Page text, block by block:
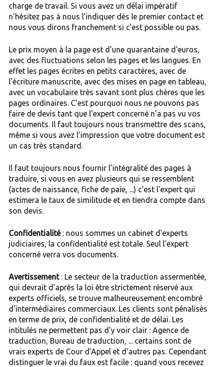
charge de travail. Si vous avez un délai impératif
n'hésitez pas à nous l'indiquer dès le premier contact et
nous vous dirons franchement si c'est possible ou pas.
Le prix moyen à la page est d'une quarantaine d'euros,
avec des fluctuations selon les pages et les langues. En
effet les pages écrites en petits caractères, avec de
l'écriture manuscrite, avec des mises en page en tableau,
avec un vocabulaire très savant sont plus chères que les
pages ordinaires. C'est pourquoi nous ne pouvons pas
faire de devis tant que l'expert concerné n'a pas vu vos
documents. Il faut toujours nous transmettre des scans,
même si vous avez l'impression que votre document est
un cas très standard.
Il faut toujours nous fournir l'intégralité des pages à
traduire, si vous en avez plusieurs qui se ressemblent
(actes de naissance, fiche de paie, ...) c'est l'expert qui
estimera le taux de similitude et en tiendra compte dans
son devis.
Confidentialité: nous sommes un cabinet d'experts
judiciaires, la confidentialité est totale. Seul l'expert
concerné verra vos documents.
Avertissement: Le secteur de la traduction assermentée,
qui devrait d'après la loi être strictement réservé aux
experts officiels, se trouve malheureusement encombré
d'intermédiaires commerciaux. Les clients sont pénalisés
en terme de prix, de confidentialité et de délai. Les
intitulés ne permettent pas d'y voir clair : Agence de
traduction, Bureau de traduction, ... certains sont de
vrais experts de Cour d'Appel et d'autres pas. Cependant
distinguer le vrai du faux est facile : quand vous recevez